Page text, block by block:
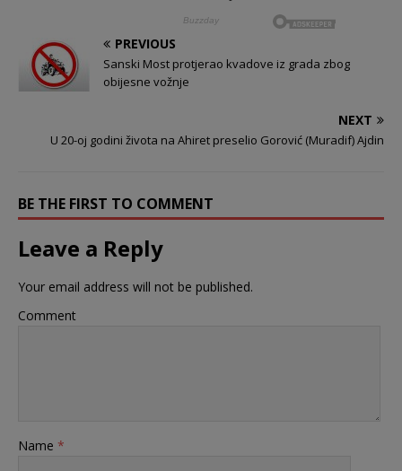
PREVIOUS
Sanski Most protjerao kvadove iz grada zbog
obijesne vožnje
NEXT
U 20-oj godini života na Ahiret preselio Gorović (Muradif) Ajdin
BE THE FIRST TO COMMENT
Leave a Reply
Your email address will not be published.
Comment
Name *